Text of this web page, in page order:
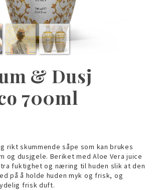
& Dusj
700ml
rikt skummende såpe som kan brukes
og dusjgele. Beriket med Aloe Vera juice
fuktighet og næring til huden slik at den
på å holde huden myk og frisk, og
frisk duft.